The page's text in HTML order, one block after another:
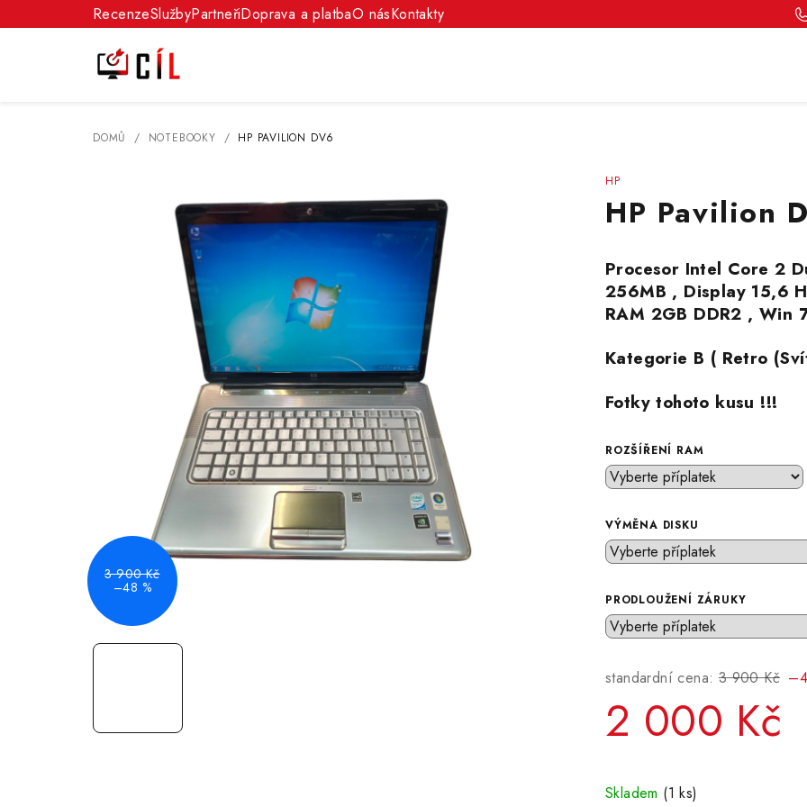
na
RecenzeSlužbyPartneřiDoprava a platbaO násKontakty
DOMŮ / NOTEBOOKY / HP PAVILION DV6
HP
HP Pavilion
Procesor Intel Core 2
256MB , Display 15,6
RAM 2GB DDR2 , Win
Kategorie B ( Retro
Fotky tohoto kusu !!!
ROZŠÍŘENÍ RAM
VÝMĚNA DISKU
PRODLOUŽENÍ ZÁRUKY
standardní cena: 3 900 Kč
2 000 Kč
cena:
Skladem (1 ks)
3 900 Kč
–48 %